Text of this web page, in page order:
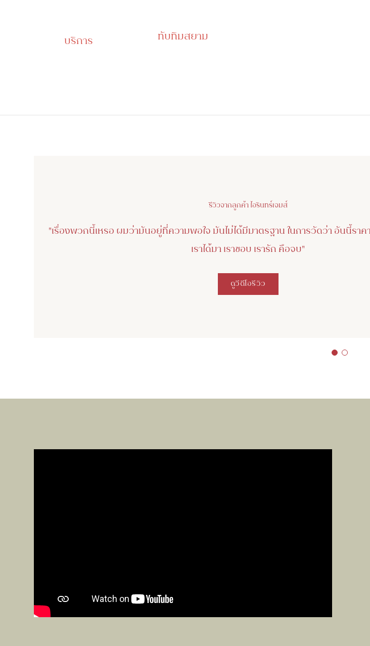
บริการ ทับทิมสยาม
รีวิวจากลูกค้า ไอรินทร์เจมส์
"เรื่องพวกนี้เหรอ ผมว่ามันอยู่ที่ความพอใจ มันไม่ได้มีมาตรฐาน ในการวัดว่า อันนี้ราค
เราได้มา เราชอบ เรารัก คือจบ"
ดูวีดีโอรีวิว